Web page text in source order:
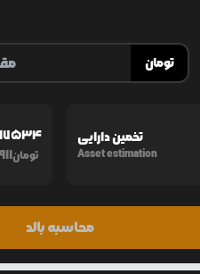
تومان
تومان
تخمین دارایی
Asset estimation
محاسبه بالد